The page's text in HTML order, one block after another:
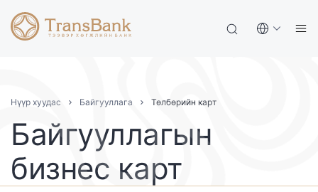
Нүүр хуудас Байгууллага Төлбөрийн карт
Байгууллагын
бизнес карт